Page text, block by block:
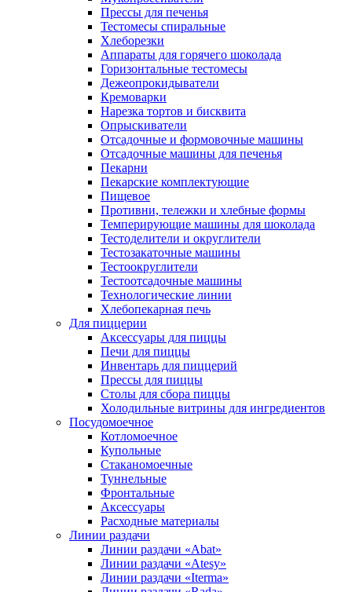
Прессы для печенья
Тестомесы спиральные
Хлеборезки
Аппараты для горячего шоколада
Горизонтальные тестомесы
Дежеопрокидыватели
Кремоварки
Нарезка тортов и бисквита
Опрыскиватели
Отсадочные и формовочные машины
Отсадочные машины для печенья
Пекарни
Пекарские комплектующие
Пищевое
Противни, тележки и хлебные формы
Темперирующие машины для шоколада
Тестоделители и округлители
Тестозакаточные машины
Тестоокруглители
Тестоотсадочные машины
Технологические линии
Хлебопекарная печь
Для пиццерии
Аксессуары для пиццы
Печи для пиццы
Инвентарь для пиццерий
Прессы для пиццы
Столы для сбора пиццы
Холодильные витрины для ингредиентов
Посудомоечное
Котломоечное
Купольные
Стаканомоечные
Туннельные
Фронтальные
Аксессуары
Расходные материалы
Линии раздачи
Линии раздачи «Abat»
Линии раздачи «Atesy»
Линии раздачи «Iterma»